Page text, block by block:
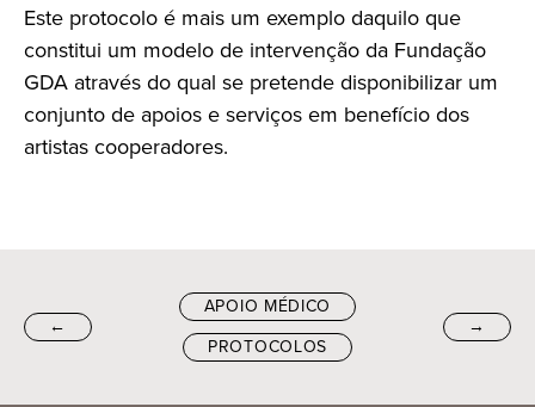
Este protocolo é mais um exemplo daquilo que
constitui um modelo de intervenção da Fundação
GDA através do qual se pretende disponibilizar um
conjunto de apoios e serviços em benefício dos
artistas cooperadores.
←
APOIO MÉDICO
PROTOCOLOS
→